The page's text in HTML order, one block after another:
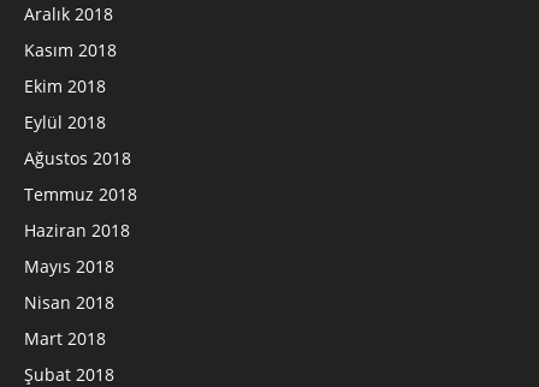
Aralık 2018
Kasım 2018
Ekim 2018
Eylül 2018
Ağustos 2018
Temmuz 2018
Haziran 2018
Mayıs 2018
Nisan 2018
Mart 2018
Şubat 2018